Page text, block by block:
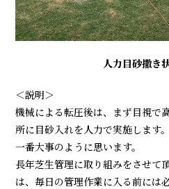
人力目砂撒き
＜説明＞
機械による転圧後は、まず目視で
所に目砂入れを人力で実施します
一番大事のように思います。
長年芝生管理に取り組みをさせて
は、毎日の管理作業に入る前には